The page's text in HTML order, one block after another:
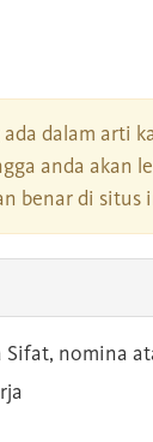
dalam arti
anda akan
benar di situs
Sifat, nomina